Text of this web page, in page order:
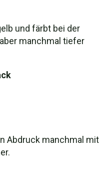
und färbt bei der
manchmal tiefer
Abdruck manchmal mit